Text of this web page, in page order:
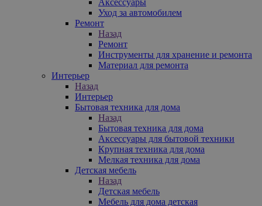
Уход за автомобилем
Ремонт
Назад
Ремонт
Инструменты для хранение и ремонта
Материал для ремонта
Интерьер
Назад
Интерьер
Бытовая техника для дома
Назад
Бытовая техника для дома
Аксессуары для бытовой техники
Крупная техника для дома
Мелкая техника для дома
Детская мебель
Назад
Детская мебель
Мебель для дома детская